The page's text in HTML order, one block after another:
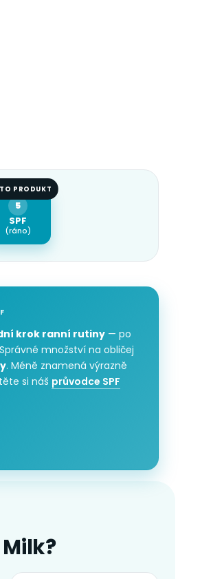
5
SPF
(ráno)
PRODUKT
krok ranní rutiny — po
množství na obličej
. Méně znamená výrazně
si náš průvodce SPF